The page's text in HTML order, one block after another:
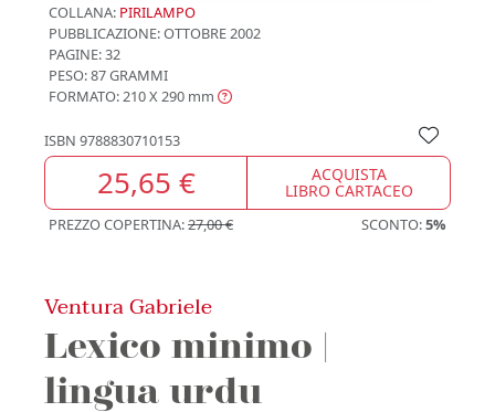
COLLANA: PIRILAMPO
PUBBLICAZIONE:OTTOBRE 2002
PAGINE: 32
PESO: 87 GRAMMI
FORMATO: 210 X 290 mm
ISBN 9788830710153
25,65 € ACQUISTA
LIBRO CARTACEO
PREZZO COPERTINA:27,00 € SCONTO:5%
Ventura Gabriele
Lexico minimo |
lingua urdu